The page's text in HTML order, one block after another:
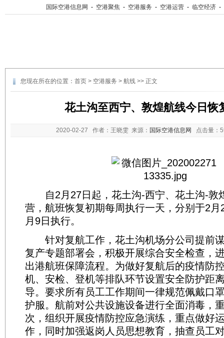
国际空港信息网 - 空港聚焦 - 空港服务 - 空港运营 - 临空经济 -
您现在所在的位置： 首页 > 空港服务 > 航线 >> 正文
花土沟至西宁、敦煌航线今日恢
2020-02-27 作者：王晓雯 来源： 国际空港信息网 点击量：
自2月27日起，花土沟-西宁、花土沟-敦
营，航班恢复初期每周执行一天，分别于2月
月9日执行。
针对复航工作，花土沟机场分公司提前
复产专题部署会，积极开展综合安全检查，
出港航班保障流程。为做好复航后的疫情防
机、安检、登机等排队环节设置安全防护距
导。要求所有员工工作期间一律规范佩戴口
护服。航前对公共设施设备进行全面消毒，
次，组织开展疫情防控应急演练，重点做好
作，同时加强返岗人员思想教育，抽查员工